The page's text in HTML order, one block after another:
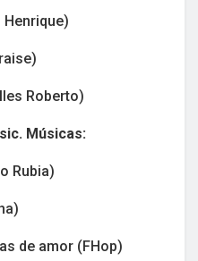
Roberto)
Músicas:
Rubia)
de amor (FHop)